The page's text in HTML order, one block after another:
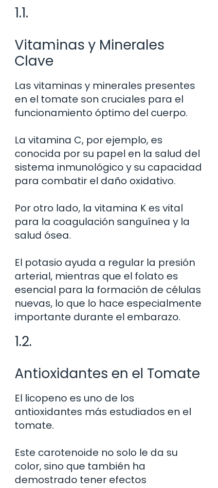
1.1.
Vitaminas y Minerales
Clave
Las vitaminas y minerales presentes
en el tomate son cruciales para el
funcionamiento óptimo del cuerpo.
La vitamina C, por ejemplo, es
conocida por su papel en la salud del
sistema inmunológico y su capacidad
para combatir el daño oxidativo.
Por otro lado, la vitamina K es vital
para la coagulación sanguínea y la
salud ósea.
El potasio ayuda a regular la presión
arterial, mientras que el folato es
esencial para la formación de células
nuevas, lo que lo hace especialmente
importante durante el embarazo.
1.2.
Antioxidantes en el Tomate
El licopeno es uno de los
antioxidantes más estudiados en el
tomate.
Este carotenoide no solo le da su
color, sino que también ha
demostrado tener efectos